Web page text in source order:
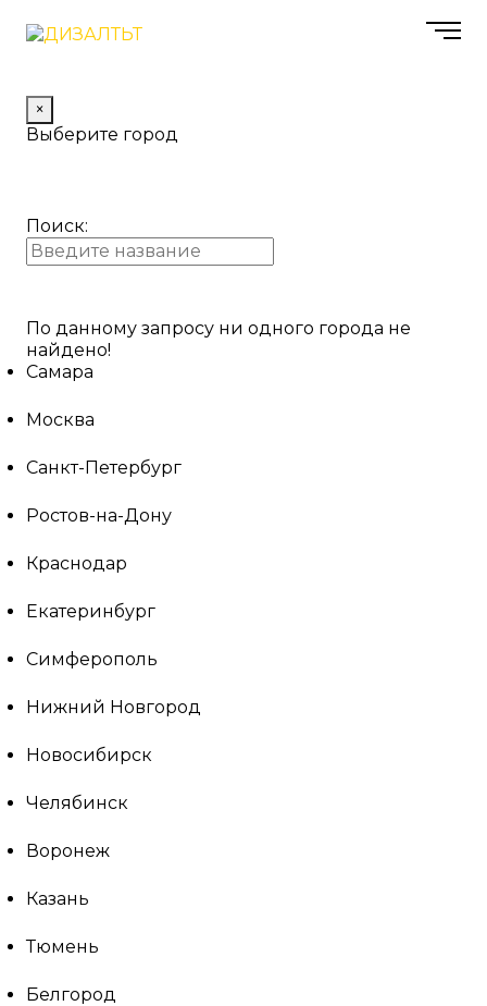
×
Выберите город
Поиск:
По данному запросу ни одного города не
найдено!
Самара
Москва
Санкт-Петербург
Ростов-на-Дону
Краснодар
Екатеринбург
Симферополь
Нижний Новгород
Новосибирск
Челябинск
Воронеж
Казань
Тюмень
Белгород